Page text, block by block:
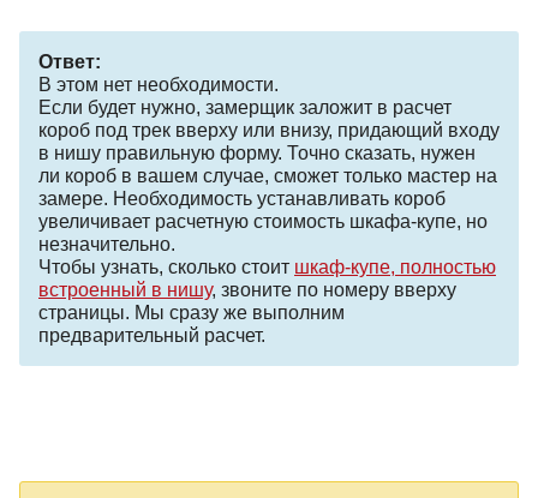
Ответ:
В этом нет необходимости.
Если будет нужно, замерщик заложит в расчет
короб под трек вверху или внизу, придающий входу
в нишу правильную форму. Точно сказать, нужен
ли короб в вашем случае, сможет только мастер на
замере. Необходимость устанавливать короб
увеличивает расчетную стоимость шкафа-купе, но
незначительно.
Чтобы узнать, сколько стоит шкаф-купе, полностью
встроенный в нишу, звоните по номеру вверху
страницы. Мы сразу же выполним
предварительный расчет.